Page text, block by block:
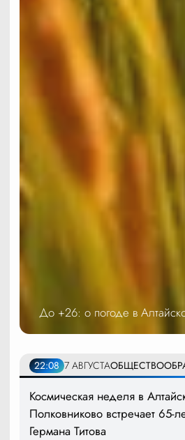
До +26: о погоде в
22:08 7 АВГУСТАОБЩЕСТВО
Космическая неделя в
Полковниково встречает 65-
Германа Титова